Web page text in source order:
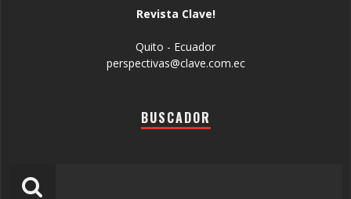
Revista Clave!
Quito - Ecuador
perspectivas@clave.com.ec
BUSCADOR